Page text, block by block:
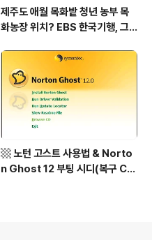
제주도 애월 목화밭 청년 농부 목
화농장 위치? EBS 한국기행, 그
사나이, 애월읍 어음리 정보람 씨
목화 재배 '목화오름' 목화농장 어
디? / 제주도 가볼 만한 곳
▩ 노턴 고스트 사용법 & Norto
n Ghost 12 부팅 시디(복구 C